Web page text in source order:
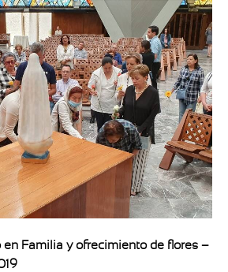
en Familia y ofrecimiento de flores –